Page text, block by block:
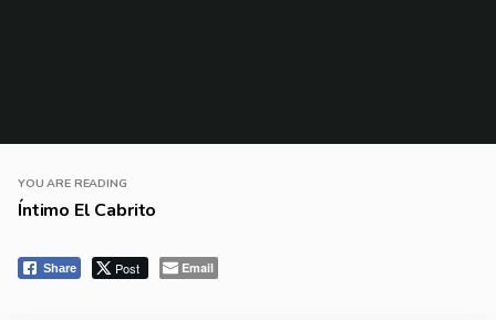
YOU ARE READING
Íntimo El Cabrito
Share Post Email